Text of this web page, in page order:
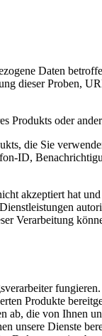
Daten
dieser Proben,
oder
die Sie
ID,
akzeptiert hat
Verarbeitung
Produkte
ab, die von Ihnen
unsere Dienste